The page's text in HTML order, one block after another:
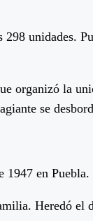
unidades.
organizó la
se
1947 en Puebla.
Heredó el